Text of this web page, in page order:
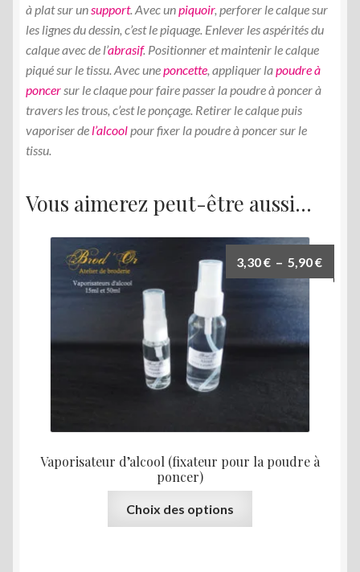
à plat sur un support. Avec unpiquoir, perforer le calque sur
les lignes du dessin, c’est le piquage. Enlever les aspérités du
calque avec de l’abrasif. Positionner et maintenir le calque
piqué sur le tissu. Avec uneponcette , appliquer lapoudre à
poncer sur le claque pour faire passer la poudre à poncer à
travers les trous, c’est le ponçage. Retirer le calque puis
vaporiser de l’alcool pour fixer la poudre à poncer sur le
tissu.
Vous aimerez peut-être aussi…
Vaporisateur d’alcool (fixateur pour la poudre à
poncer)
3,30€ – 5,90€Plage
de
Choix des options